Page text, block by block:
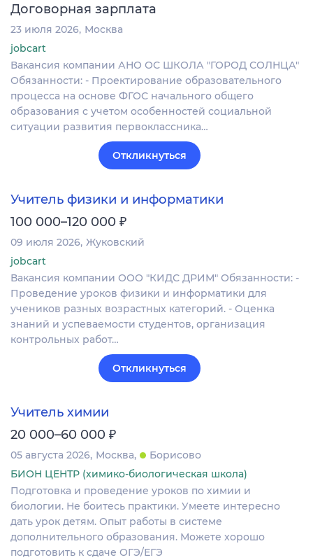
Договорная зарплата
23 июля 2026 Москва
jobcart
Вакансия компании АНО ОС ШКОЛА "ГОРОД СОЛНЦА"
Обязанности: - Проектирование образовательного
процесса на основе ФГОС начального общего
образования с учетом особенностей социальной
ситуации развития первоклассника…
Откликнуться
Учитель физики и информатики
100 000–120 000 ₽
09 июля 2026 Жуковский
jobcart
Вакансия компании ООО "КИДС ДРИМ" Обязанности: -
Проведение уроков физики и информатики для
учеников разных возрастных категорий. - Оценка
знаний и успеваемости студентов, организация
контрольных работ…
Откликнуться
Учитель химии
20 000–60 000 ₽
05 августа 2026 Москва
Борисово
БИОН ЦЕНТР (химико-биологическая школа)
Подготовка и проведение уроков по химии и
биологии. Не боитесь практики. Умеете интересно
дать урок детям. Опыт работы в системе
дополнительного образования. Можете хорошо
подготовить к сдаче ОГЭ/ЕГЭ